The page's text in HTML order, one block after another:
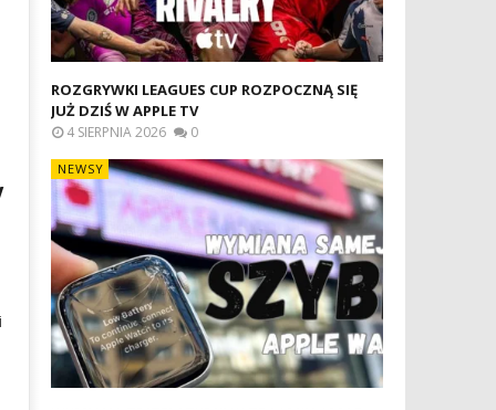
ROZGRYWKI LEAGUES CUP ROZPOCZNĄ SIĘ
JUŻ DZIŚ W APPLE TV
4 SIERPNIA 2026 0
NEWSY